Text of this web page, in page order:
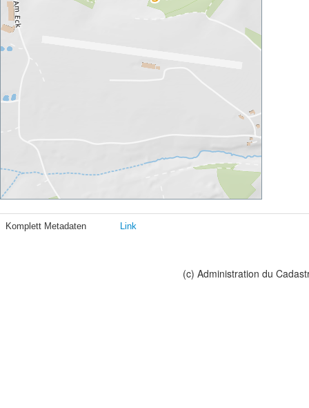
Komplett Metadaten Link
(c) Administration du